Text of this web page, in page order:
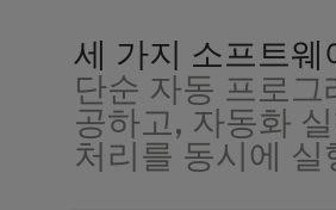
세 가지 소프트웨
단순 자동 프로
공하고, 자동화
처리를 동시에